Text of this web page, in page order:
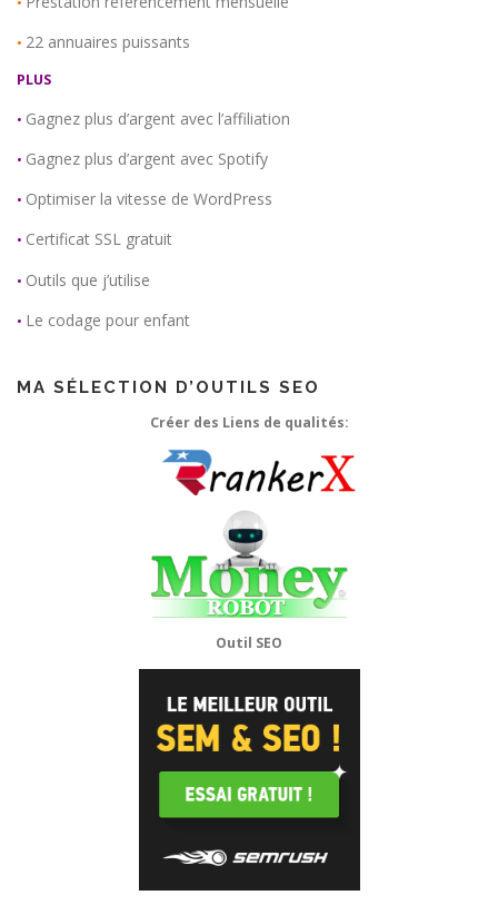
• 22 annuaires puissants
PLUS
• Gagnez plus d’argent avec l’affiliation
• Gagnez plus d’argent avec Spotify
• Optimiser la vitesse de WordPress
• Certificat SSL gratuit
• Outils que j’utilise
• Le codage pour enfant
MA SÉLECTION D’OUTILS SEO
Créer des Liens de qualités:
Outil SEO